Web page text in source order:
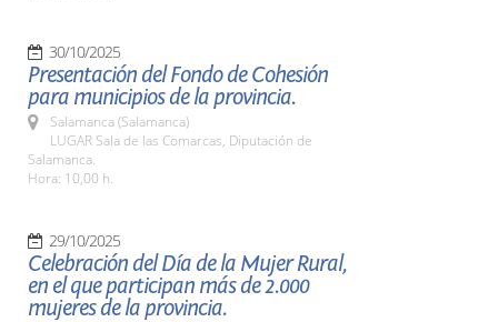
30/10/2025
Presentación del Fondo de Cohesión
para municipios de la provincia.
Salamanca (Salamanca)
LUGAR Sala de las Comarcas, Diputación de
Salamanca.
Hora: 10,00 h.
29/10/2025
Celebración del Día de la Mujer Rural,
en el que participan más de 2.000
mujeres de la provincia.